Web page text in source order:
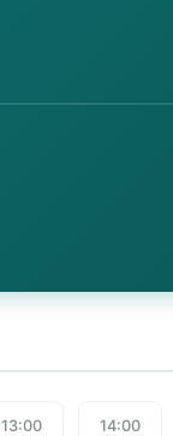
13:00 14:00